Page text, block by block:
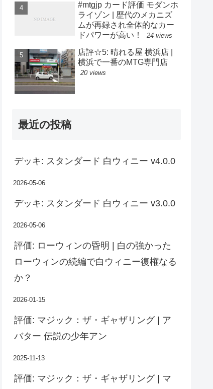
#mtgjp カード評価 モダンホ
ライゾン | 歴代のメカニズ
ムが再録され全体的なカー
ドパワーが高い！
24 views
店評☆5: 晴れる屋 横浜店 |
横浜で一番のMTG専門店
20 views
最近の投稿
デッキ: スタンダード 白ウィニー v4.0.0
2026-05-06
デッキ: スタンダード 白ウィニー v3.0.0
2026-05-06
評価: ローウィンの昏明 | 白の強かった
ローウィンの続編で白ウィニー復権なる
か？
2026-01-15
評価: マジック：ザ・ギャザリング | ア
バター 伝説の少年アン
2025-11-13
評価: マジック：ザ・ギャザリング | マ